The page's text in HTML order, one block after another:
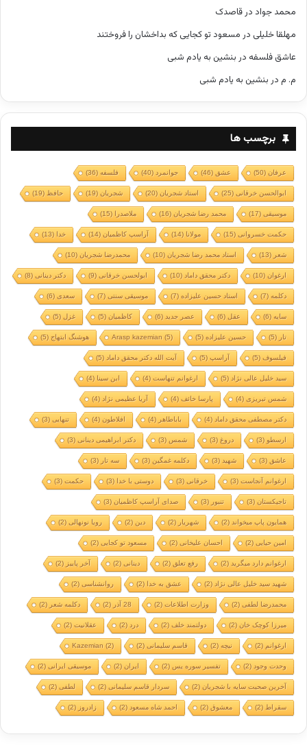
محمد جواد در قاصدک
مهلقا خلیلی در مسعود تو کجایی که بداخشان را فروختند
عاشق فلسفه در بنشین به یادم شبی
م. م در بنشین به یادم شبی
برچسب ها
عرفان(50) عشق (46) جوانمرد (40) فلسفه(36)
ابوالحسن خرقانی(25) استاد شجریان(20) شجریان(19) حافظ (19)
موسیقی(17) محمد رضا شجریان(16) ملاصدرا (15)
حکمت خسروانی(15) مولانا (14) آراسپ کاظمیان(14) خدا (13)
شعر (13) استاد محمد رضا شجریان(10) محمدرضا شجریان(10)
ارغوان(10) دکتر محقق داماد (10) ابولحسن خرقانی(9) دکتر دینانی(8)
دکلمه(7) استاد حسین علیزاده(7) موسیقی سنتی(7) سعدی(6)
سایه(6) عقل (6) عصر جدید (6) کاظمیان(5) غزل (5)
تار (5) حسین علیزاده(5)
Arasp kazemian (5) هوشنگ ابتهاج(5)
فیلسوف(5) آراسپ(5) آیت الله دکتر محقق داماد (5)
سید خلیل عالی نژاد (5) ارغوانم تنهاست(4) ابن سینا (4)
شمس تبریزی(4) پارسا خائف(4) آریا عظیمی نژاد (4)
دکتر مصطفی محقق داماد (4) باباطاهر (4) افلاطون(4) تنهایی(3)
ارسطو (3) دروغ (3) شمس (3) دکتر ابراهیمی دینانی(3)
عاشق (3) شهید (3) دکلمه غمگین (3) سه تار (3)
ارغوانم آنجاست(3) خرقانی(3) دوستی با خدا (3) حکمت(3)
تاجیکستان(3) تنبور (3) صدای آراسپ کاظمیان(3)
همایون پاپ میخواند (2) شهریار (2) دین (2) رویا نونهالی(2)
امین حیایی(2) احسان علیخانی(2) مسعود تو کجایی(2)
ارغوانم دارد میگرید (2) رفع تعلق (2) دینانی(2) آخر پاییز (2)
شهید سید خلیل عالی نژاد (2) عشق به خدا (2) روانشناسی(2)
محمدرضا لطفی(2) وزارت اطلاعات(2) 28 آذر (2) دکلمه شعر (2)
میرزا کوچک خان(2) دولتمند خلف(2) درد (2) عقلانیت(2)
ارغوانم (2) نیچه(2) قاسم سلیمانی(2)
Kazemian (2)
وحدت وجود (2) تفسیر سوره یس (2) ایران(2) موسیقی ایرانی(2)
آخرین صحبت سایه با شجریان(2) سردار قاسم سلیمانی(2) لطفی(2)
سقراط (2) معشوق(2) احمد شاه مسعود (2) زادروز (2)